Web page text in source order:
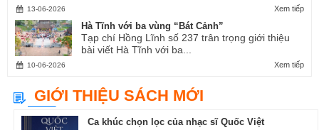
Xem tiếp
13-06-2026
Hà Tĩnh với ba vùng “Bát Cảnh”
Tạp chí Hồng Lĩnh số 237 trân trọng giới thiệu
bài viết Hà Tĩnh với ba...
Xem tiếp
10-06-2026
GIỚI THIỆU SÁCH MỚI
Ca khúc chọn lọc của nhạc sĩ Quốc Việt